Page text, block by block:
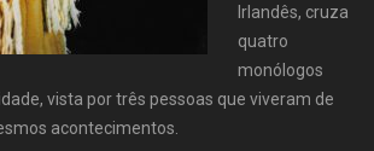
Irlandês, cruza
quatro
monólogos
vista por três pessoas que viveram de
acontecimentos.